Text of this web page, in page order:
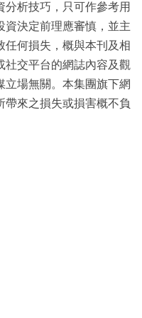
析技巧，只可作參考用
資決定前理應審慎，並主
任何損失，概與本刊及相
社交平台的網誌內容及觀
立場無關。本集團旗下網
帶來之損失或損害概不負